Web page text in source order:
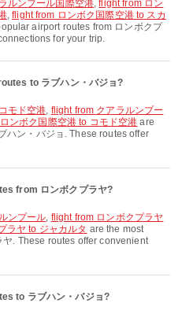
ルンプール国際空港,flight from ロン
,flight from ロンボク国際空港 to スカ
airport routes from ロンボクプ
for your trip.
to ラブハン・バジョ?
モド空港, flight from クアラルンプー
ンボク国際空港 to コモド空港 are
ハン・バジョ. These routes offer
from ロンボクプラヤ?
ンプール, flight from ロンボクプラヤ
ラヤ to ジャカルタ are the most
. These routes offer convenient
to ラブハン・バジョ?